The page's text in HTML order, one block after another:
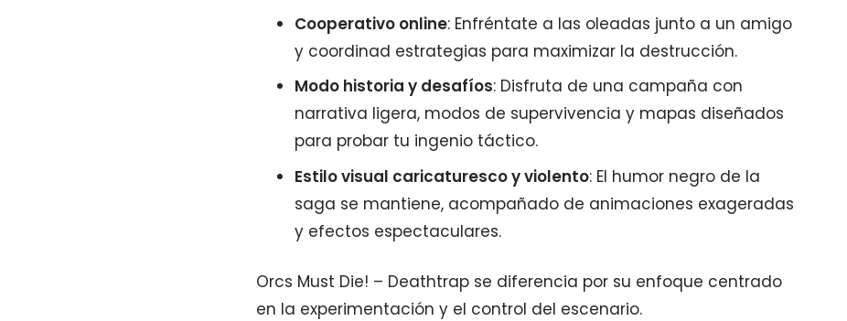
Cooperativo online: Enfréntate a las oleadas junto a un amigo
y coordinad estrategias para maximizar la destrucción.
Modo historia y desafíos: Disfruta de una campaña con
narrativa ligera, modos de supervivencia y mapas diseñados
para probar tu ingenio táctico.
Estilo visual caricaturesco y violento: El humor negro de la
saga se mantiene, acompañado de animaciones exageradas
y efectos espectaculares.
Orcs Must Die! – Deathtrap se diferencia por su enfoque centrado
en la experimentación y el control del escenario.